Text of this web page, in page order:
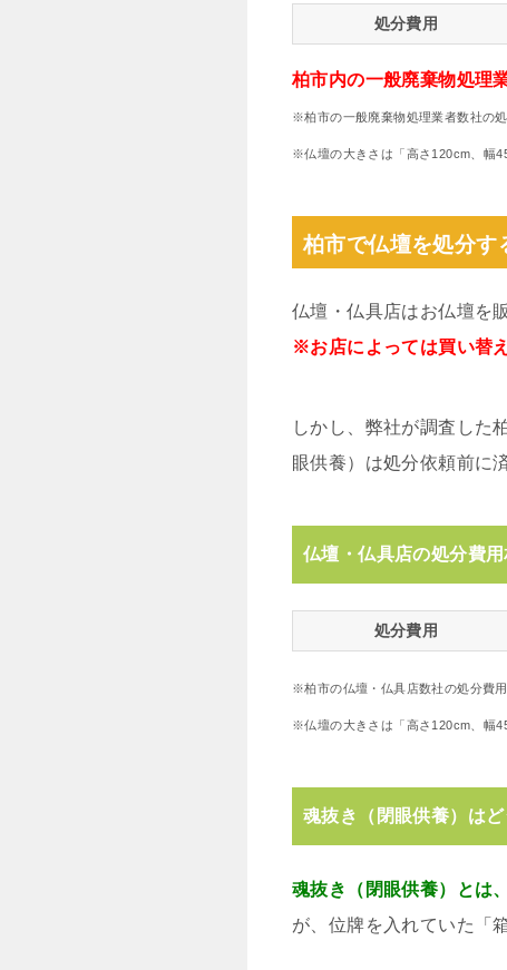
処分費用
柏市内の一般廃棄物処理
※柏市の一般廃棄物処理業者数社の
※仏壇の大きさは「高さ120cm、幅
柏市で仏壇を処分す
仏壇・仏具店はお仏壇を
※お店によっては買い替
しかし、弊社が調査した
眼供養）は処分依頼前に
仏壇・仏具店の処分費
処分費用
※柏市の仏壇・仏具店数社の処分費用
※仏壇の大きさは「高さ120cm、幅
魂抜き（閉眼供養）は
魂抜き（閉眼供養）とは
が、位牌を入れていた「